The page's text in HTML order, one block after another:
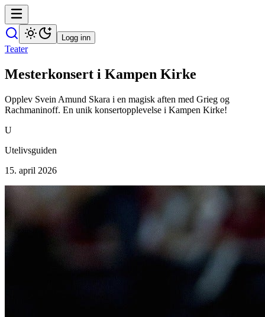
Logg inn
Teater
Mesterkonsert i Kampen Kirke
Opplev Svein Amund Skara i en magisk aften med Grieg og
Rachmaninoff. En unik konsertopplevelse i Kampen Kirke!
U
Utelivsguiden
15. april 2026